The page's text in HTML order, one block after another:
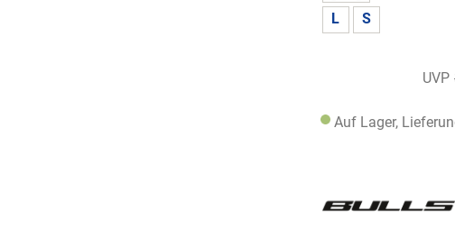
L S
Auf Lager,